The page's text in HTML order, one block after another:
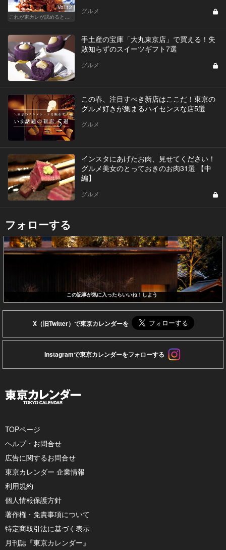
Vol.12
グルメ
手土産の宝庫「大丸東京店」で買える！失
敗知らずのスイーツギフト7選
グルメ
この春、注目すべき新店はここだ！東京の
グルメ好きが集まるハイセンスな店5選
グルメ
インスタにあげたお肉、見せてください！
グルメ美女のとっておきのお肉31選 【中
編】
グルメ
フォローする
この記事が気に入ったらいいね！しよう
X（旧Twitter）で東京カレンダーを
Instagramで東京カレンダーをフォローする
TOPページ
ヘルプ・お問合せ
広告に関するお問合せ
東京カレンダー 企業情報
利用規約
個人情報保護方針
著作権・免責事項について
特定商取引法に基づく表示
月刊誌『東京カレンダー』